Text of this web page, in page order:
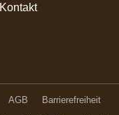
Kontakt
AGB
Barrierefreiheit